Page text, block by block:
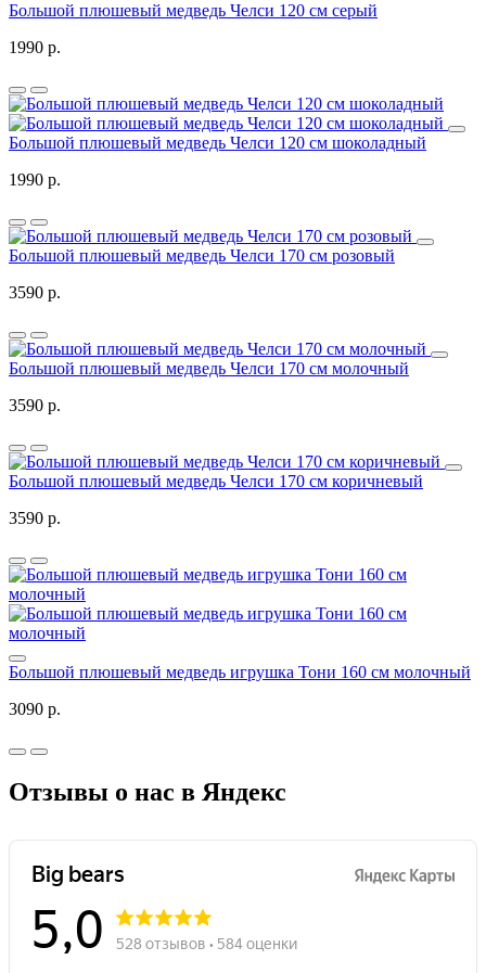
Большой плюшевый медведь Челси 120 см серый
1990 р.
Большой плюшевый медведь Челси 120 см шоколадный
1990 р.
Большой плюшевый медведь Челси 170 см розовый
3590 р.
Большой плюшевый медведь Челси 170 см молочный
3590 р.
Большой плюшевый медведь Челси 170 см коричневый
3590 р.
Большой плюшевый медведь игрушка Тони 160 см молочный
3090 р.
Отзывы о нас в Яндекс